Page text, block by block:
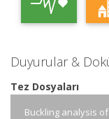
Duyurular &
Tez Dosyaları
Buckling analysis